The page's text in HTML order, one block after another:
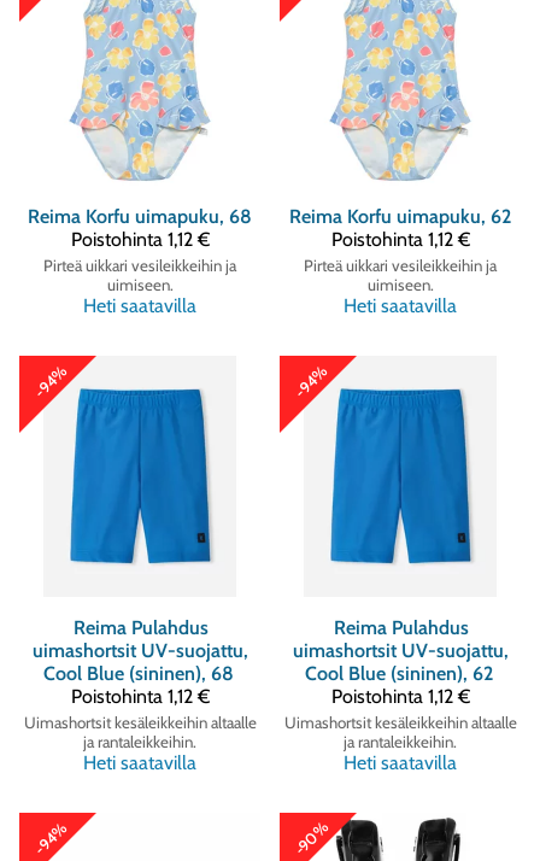
Reima Korfu uimapuku, 68
Poistohinta1,12 €
Pirteä uikkari vesileikkeihin ja
uimiseen.
Heti saatavilla
Reima Korfu uimapuku, 62
Poistohinta1,12 €
Pirteä uikkari vesileikkeihin ja
uimiseen.
Heti saatavilla
-94%
Reima Pulahdus
uimashortsit UV-suojattu,
Cool Blue (sininen), 68
Poistohinta1,12 €
Uimashortsit kesäleikkeihin altaalle
ja rantaleikkeihin.
Heti saatavilla
-94%
Reima Pulahdus
uimashortsit UV-suojattu,
Cool Blue (sininen), 62
Poistohinta1,12 €
Uimashortsit kesäleikkeihin altaalle
ja rantaleikkeihin.
Heti saatavilla
-94% -90%